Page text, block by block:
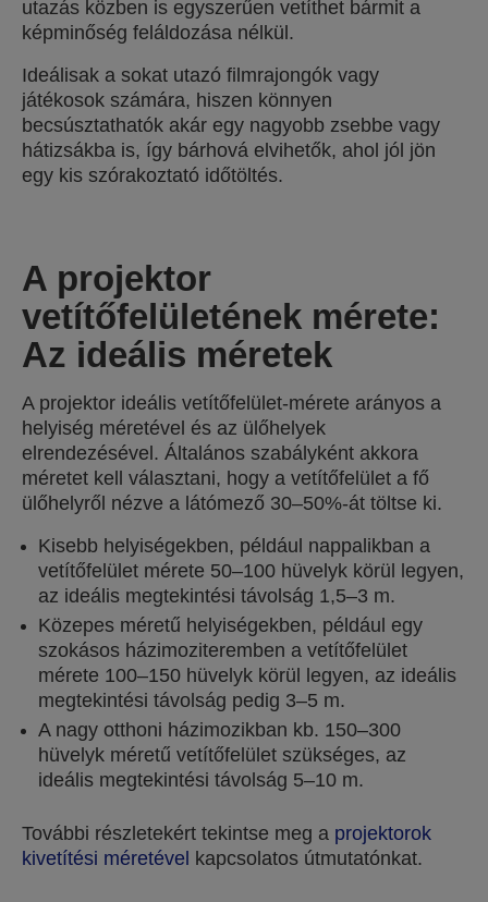
utazás közben is egyszerűen vetíthet bármit a
képminőség feláldozása nélkül.
Ideálisak a sokat utazó filmrajongók vagy
játékosok számára, hiszen könnyen
becsúsztathatók akár egy nagyobb zsebbe vagy
hátizsákba is, így bárhová elvihetők, ahol jól jön
egy kis szórakoztató időtöltés.
A projektor
vetítőfelületének mérete:
Az ideális méretek
A projektor ideális vetítőfelület-mérete arányos a
helyiség méretével és az ülőhelyek
elrendezésével. Általános szabályként akkora
méretet kell választani, hogy a vetítőfelület a fő
ülőhelyről nézve a látómező 30–50%-át töltse ki.
Kisebb helyiségekben, például nappalikban a
vetítőfelület mérete 50–100 hüvelyk körül legyen,
az ideális megtekintési távolság 1,5–3 m.
Közepes méretű helyiségekben, például egy
szokásos házimoziteremben a vetítőfelület
mérete 100–150 hüvelyk körül legyen, az ideális
megtekintési távolság pedig 3–5 m.
A nagy otthoni házimozikban kb. 150–300
hüvelyk méretű vetítőfelület szükséges, az
ideális megtekintési távolság 5–10 m.
További részletekért tekintse meg a projektorok
kivetítési méretével
kapcsolatos útmutatónkat.